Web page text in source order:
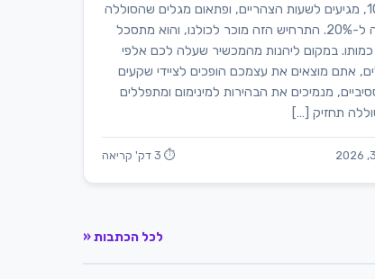
100%, מגיעים לשעות הצהריים, ופתאום מגלים שהסוללה
צנחה ל-20%. התרחיש הזה מוכר לכולנו, והוא מתסכל
כמותו. במקום ליהנות מהמכשיר שעלה לכם אלפי
אתם מוצאים את עצמכם הופכים לציידי שקעים
מנמיכים את הבהירות למינימום ומתפללים
תחזיק […]
⏱ 3 דק' קריאה
לכל הכתבות «